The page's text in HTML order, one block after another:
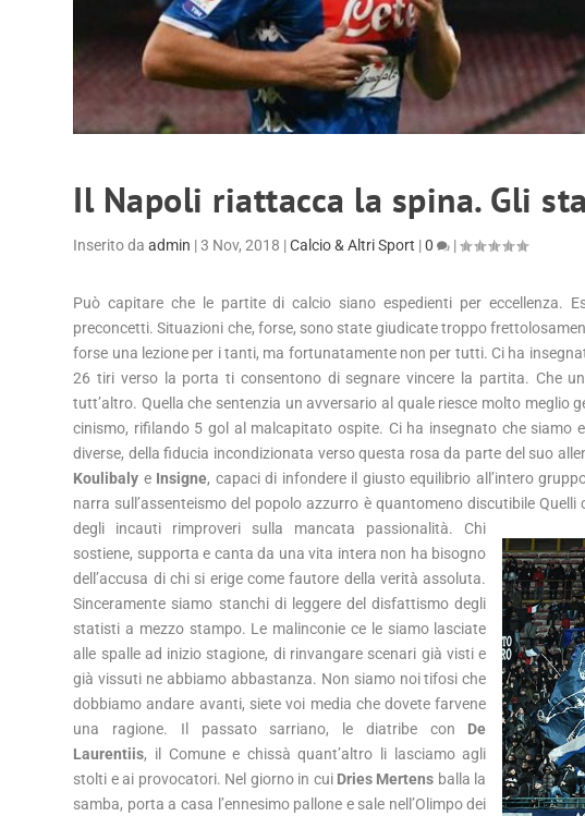
Il Napoli riattacca la spina. Gli
Inserito daadmin |3 Nov, 2018 |Calcio & Altri Sport |0 |
Può capitare che le partite di calcio siano espedienti per eccellenza.
preconcetti. Situazioni che, forse, sono state giudicate troppo
forse una lezione per i tanti, ma fortunatamente non per tutti. Ci ha
26 tiri verso la porta ti consentono di segnare vincere la partita. Che
tutt’altro. Quella che sentenzia un avversario al quale riesce molto
cinismo, rifilando 5 gol al malcapitato ospite. Ci ha insegnato che
diverse, della fiducia incondizionata verso questa rosa da parte del suo
Koulibaly e Insigne, capaci di infondere il giusto equilibrio all’intero
narra sull’assenteismo del popolo azzurro è quantomeno discutibileQuelli
degli incauti rimproveri sulla mancata passionalità. Chi
sostiene, supporta e canta da una vita intera non ha bisogno
dell’accusa di chi si erige come fautore della verità assoluta.
Sinceramente siamo stanchi di leggere del disfattismo degli
statisti a mezzo stampo. Le malinconie ce le siamo lasciate
alle spalle ad inizio stagione, di rinvangare scenari già visti e
già vissuti ne abbiamo abbastanza. Non siamo noi tifosi che
dobbiamo andare avanti, siete voi media che dovete farvene
una ragione. Il passato sarriano, le diatribe con De
Laurentiis, il Comune e chissà quant’altro li lasciamo agli
stolti e ai provocatori. Nel giorno in cui Dries Mertens balla la
samba, porta a casa l’ennesimo pallone e sale nell’Olimpo dei